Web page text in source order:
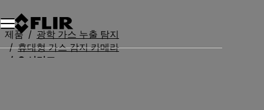
제품
광학 가스 누출 탐지
휴대형 가스 감지 카메라
G 시리즈